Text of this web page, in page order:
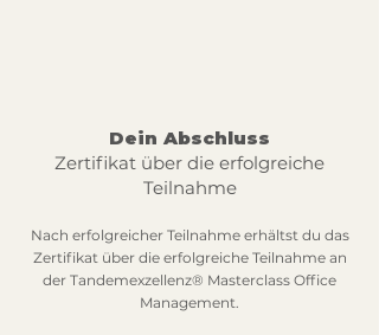
Dein Abschluss
Zertifikat über die erfolgreiche
Teilnahme
Nach erfolgreicher Teilnahme erhältst du das
Zertifikat über die erfolgreiche Teilnahme an
der Tandemexzellenz® Masterclass Office
Management.